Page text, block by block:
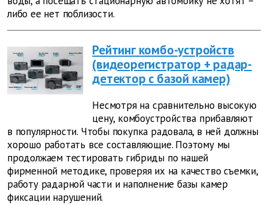
либо ее нет поблизости.
Рейтинг комбо-устройств
(видеорегистратор + радар-
детектор с базой камер)
Несмотря на сравнительно высокую
цену, комбоустройства прибавляют
в популярности. Чтобы покупка радовала, в ней должны
хорошо работать все составляющие. Поэтому мы
продолжаем тестировать гибриды по нашей
фирменной методике, проверяя их на качество съемки,
работу радарной части и наполнение базы камер
фиксации нарушений.